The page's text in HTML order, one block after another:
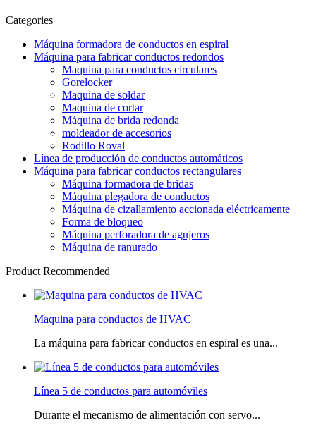
Categories
Máquina formadora de conductos en espiral
Máquina para fabricar conductos redondos
Maquina para conductos circulares
Gorelocker
Maquina de soldar
Maquina de cortar
Máquina de brida redonda
moldeador de accesorios
Rodillo Roval
Línea de producción de conductos automáticos
Máquina para fabricar conductos rectangulares
Máquina formadora de bridas
Máquina plegadora de conductos
Máquina de cizallamiento accionada eléctricamente
Forma de bloqueo
Máquina perforadora de agujeros
Máquina de ranurado
Product Recommended
Maquina para conductos de HVAC
La máquina para fabricar conductos en espiral es una...
Línea 5 de conductos para automóviles
Durante el mecanismo de alimentación con servo...